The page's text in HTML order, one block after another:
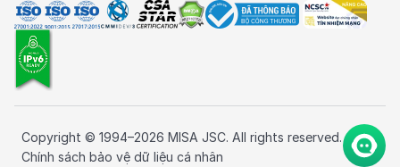
Copyright © 1994–2026 MISA JSC. All rights reserved.
Chính sách bảo vệ dữ liệu cá nhân